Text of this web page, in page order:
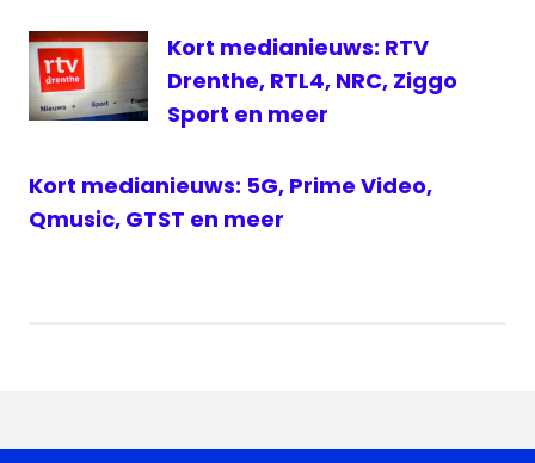
Kort medianieuws: RTV
Drenthe, RTL4, NRC, Ziggo
Sport en meer
Kort medianieuws: 5G, Prime Video,
Qmusic, GTST en meer